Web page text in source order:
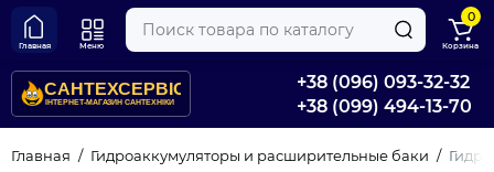
+38 (096) 093-32-32
+38 (099) 494-13-70
Главная Меню
0
Корзина
Главная Гидроаккумуляторы и расширительные баки